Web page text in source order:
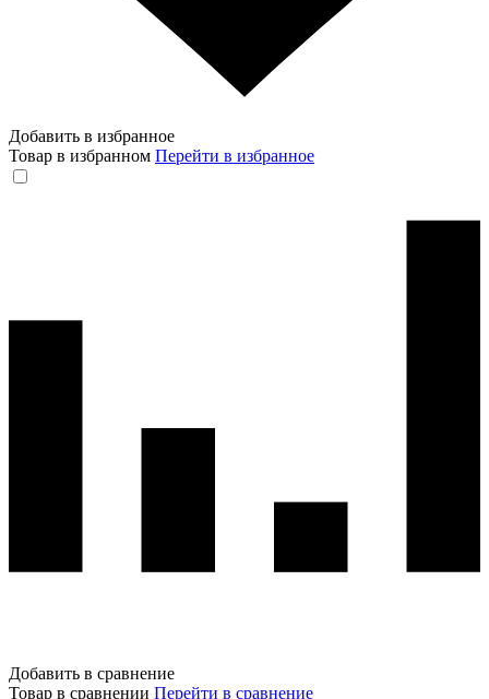
Добавить в избранное
Товар в избранном Перейти в избранное
Добавить в сравнение
Товар в сравнении Перейти в сравнение